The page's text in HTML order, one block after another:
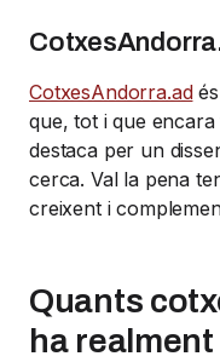
CotxesAndorra.adés
que, tot i que
destaca per un
cerca. Val la pena
creixent i
Quants
ha